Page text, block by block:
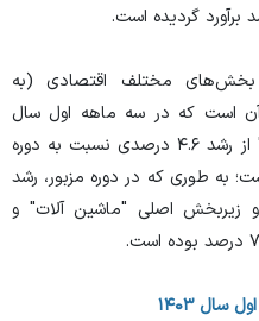
بخش‌های مختلف اقتصادی (به
سال ۱۳۹۵) مبین آن است که در سه ماهه اول سال
۱۴۰۳ "تشکیل سرمایه ثابت ناخالص" از رشد ۴.۶ درصدی نسبت به دوره
به طوری که در دوره مزبور، رشد
زیربخش اصلی "ماشین آلات" و
۱۴۰۳